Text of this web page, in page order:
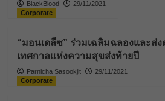
BlackBlood
29/11/2021
Corporate
“มอนเดลีซ” ร่วมเฉลิมฉลองและส่
เทศกาลแห่งความสุขส่งท้ายปี
Parnicha Sasookjit
29/11/2021
Corporate